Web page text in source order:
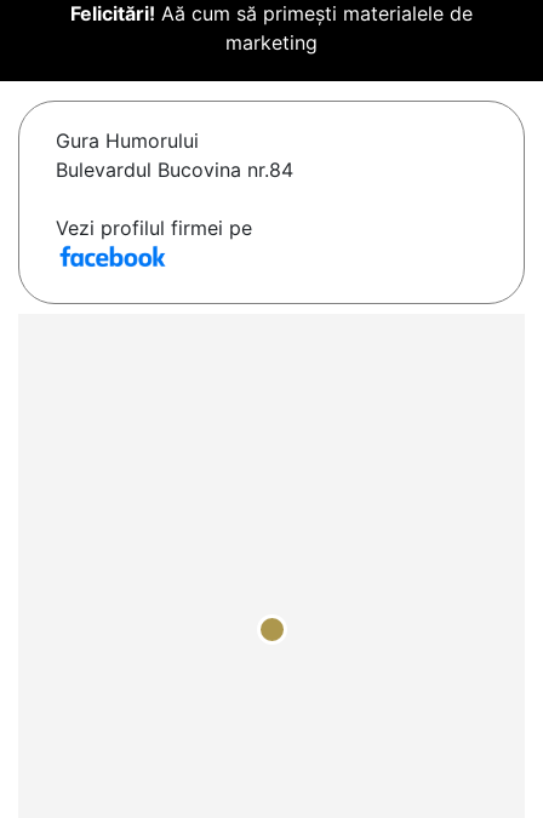
Felicitări! Aă cum să primești materialele de
marketing
Gura Humorului
Bulevardul Bucovina nr.84
Vezi profilul firmei pe